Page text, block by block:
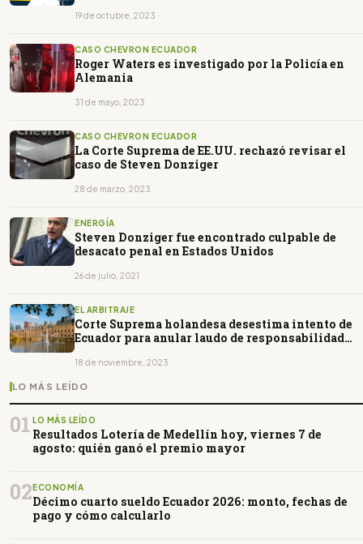
19 de octubre, 2023
CASO CHEVRON ECUADOR
Roger Waters es investigado por la Policía en
Alemania
31 de mayo, 2023
CASO CHEVRON ECUADOR
La Corte Suprema de EE.UU. rechazó revisar el
caso de Steven Donziger
28 de marzo, 2023
ENERGÍA
Steven Donziger fue encontrado culpable de
desacato penal en Estados Unidos
26 de julio, 2021
EL ARBITRAJE
Corte Suprema holandesa desestima intento de
Ecuador para anular laudo de responsabilidad
18 de noviembre, 2023
LO MÁS LEÍDO
01 LO MÁS LEÍDO
Resultados Lotería de Medellín hoy, viernes 7 de
agosto: quién ganó el premio mayor
02 ECONOMÍA
Décimo cuarto sueldo Ecuador 2026: monto, fechas de
pago y cómo calcularlo